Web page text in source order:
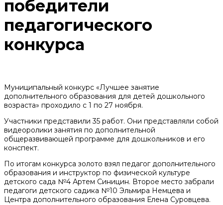
победители
педагогического
конкурса
Муниципальный конкурс «Лучшее занятие
дополнительного образования для детей дошкольного
возраста» проходило с 1 по 27 ноября.
Участники представили 35 работ. Они представляли собой
видеоролики занятия по дополнительной
общеразвивающей программе для дошкольников и его
конспект.
По итогам конкурса золото взял педагог дополнительного
образования и инструктор по физической культуре
детского сада №4 Артем Синицин. Второе место забрали
педагоги детского садика №10 Эльмира Немцева и
Центра дополнительного образования Елена Суровцева.